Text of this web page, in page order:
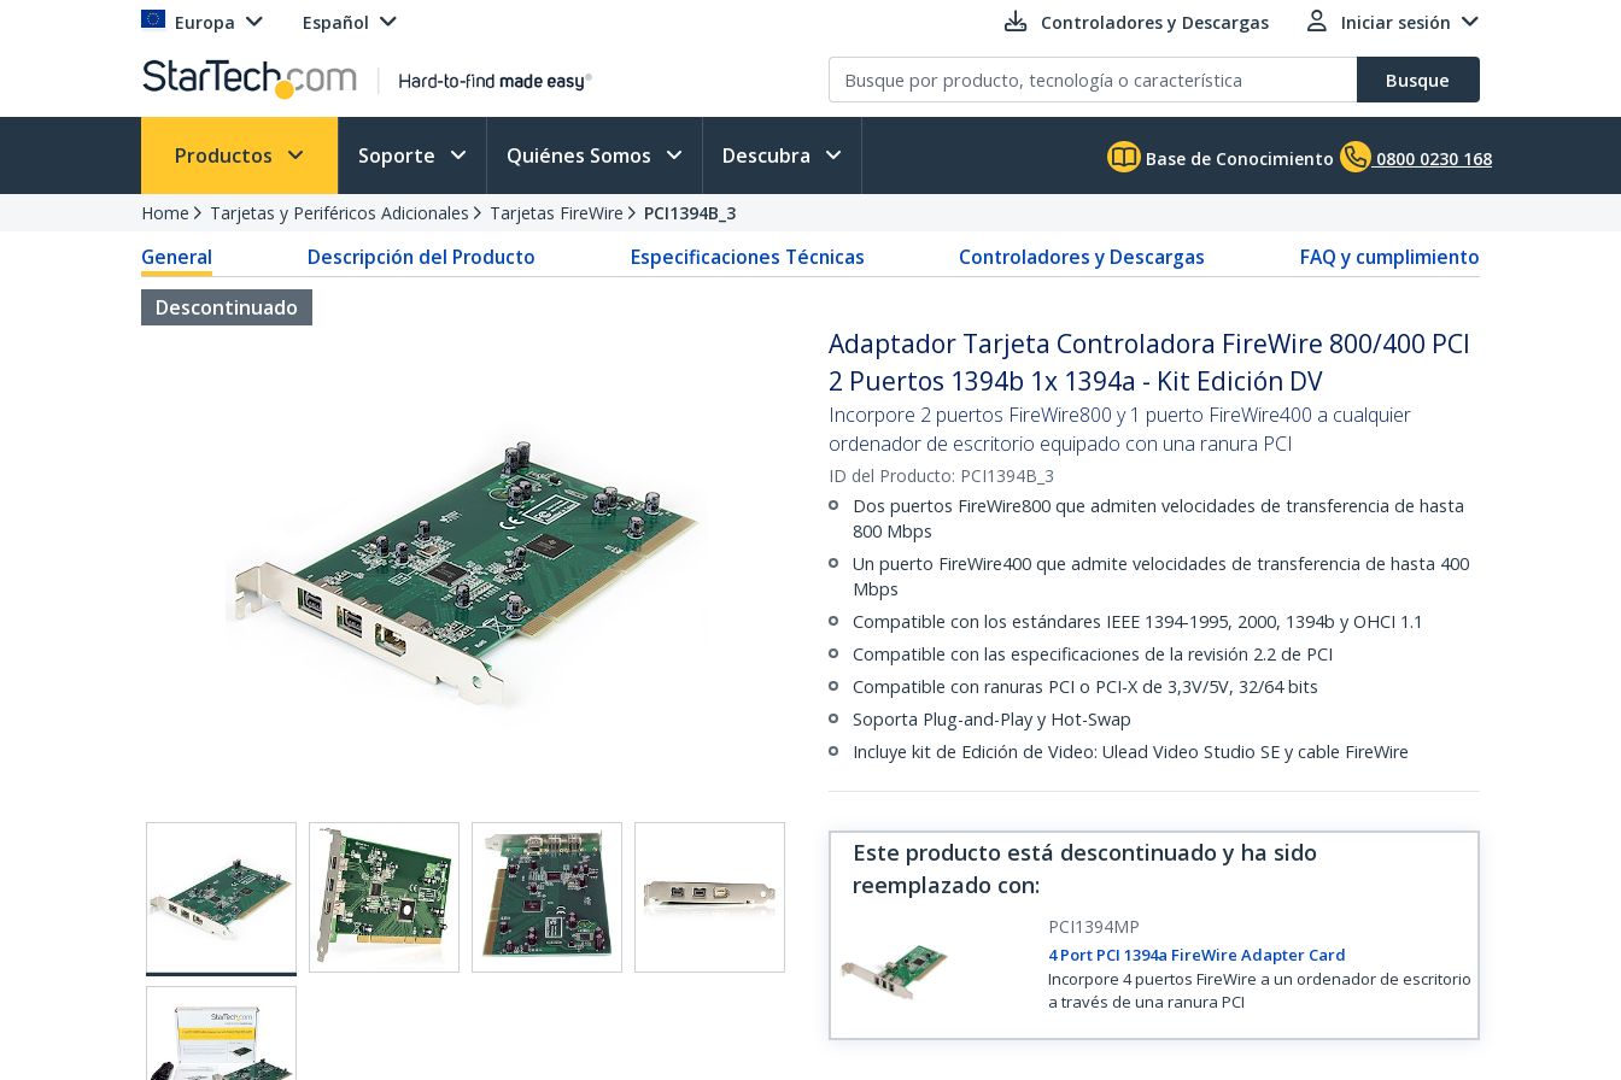
Europa Español Controladores y Descargas Iniciar sesión
Busque
Productos Soporte Quiénes Somos Descubra Base de Conocimiento 0800 0230 168
Home Tarjetas y Periféricos Adicionales Tarjetas FireWire PCI1394B_3
General Descripción del Producto Especificaciones Técnicas Controladores y Descargas
FAQ y cumplimiento
Descontinuado
Adaptador Tarjeta Controladora FireWire 800/400 PCI
2 Puertos 1394b 1x 1394a - Kit Edición DV
Incorpore 2 puertos FireWire800 y 1 puerto FireWire400 a cualquier
ordenador de escritorio equipado con una ranura PCI
ID del Producto: PCI1394B_3
Dos puertos FireWire800 que admiten velocidades de transferencia de hasta
800 Mbps
Un puerto FireWire400 que admite velocidades de transferencia de hasta 400
Mbps
Compatible con los estándares IEEE 1394-1995, 2000, 1394b y OHCI 1.1
Compatible con las especificaciones de la revisión 2.2 de PCI
Compatible con ranuras PCI o PCI-X de 3,3V/5V, 32/64 bits
Soporta Plug-and-Play y Hot-Swap
Incluye kit de Edición de Video: Ulead Video Studio SE y cable FireWire
Este producto está descontinuado y ha sido
reemplazado con:
PCI1394MP
4 Port PCI 1394a FireWire Adapter Card
Incorpore 4 puertos FireWire a un ordenador de escritorio
a través de una ranura PCI